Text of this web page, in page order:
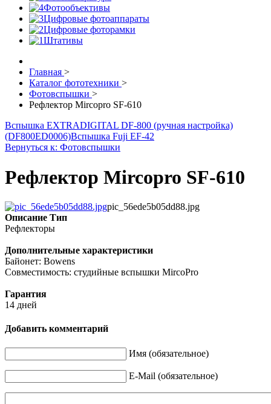
Фотообъективы
Цифровые фотоаппараты
Цифровые фоторамки
Штативы
Главная >
Каталог фототехники >
Фотовспышки >
Рефлектор Mircopro SF-610
Вспышка EXTRADIGITAL DF-800 (ручная настройка)
(DF800ED0006)Вспышка Fuji EF-42
Вернуться к: Фотовспышки
Рефлектор Mircopro SF-610
pic_56ede5b05dd88.jpg
Описание Тип
Рефлекторы
Дополнительные характеристики
Байонет: Bowens
Совместимость: студийные вспышки MircoPro
Гарантия
14 дней
Добавить комментарий
Имя (обязательное)
E-Mail (обязательное)